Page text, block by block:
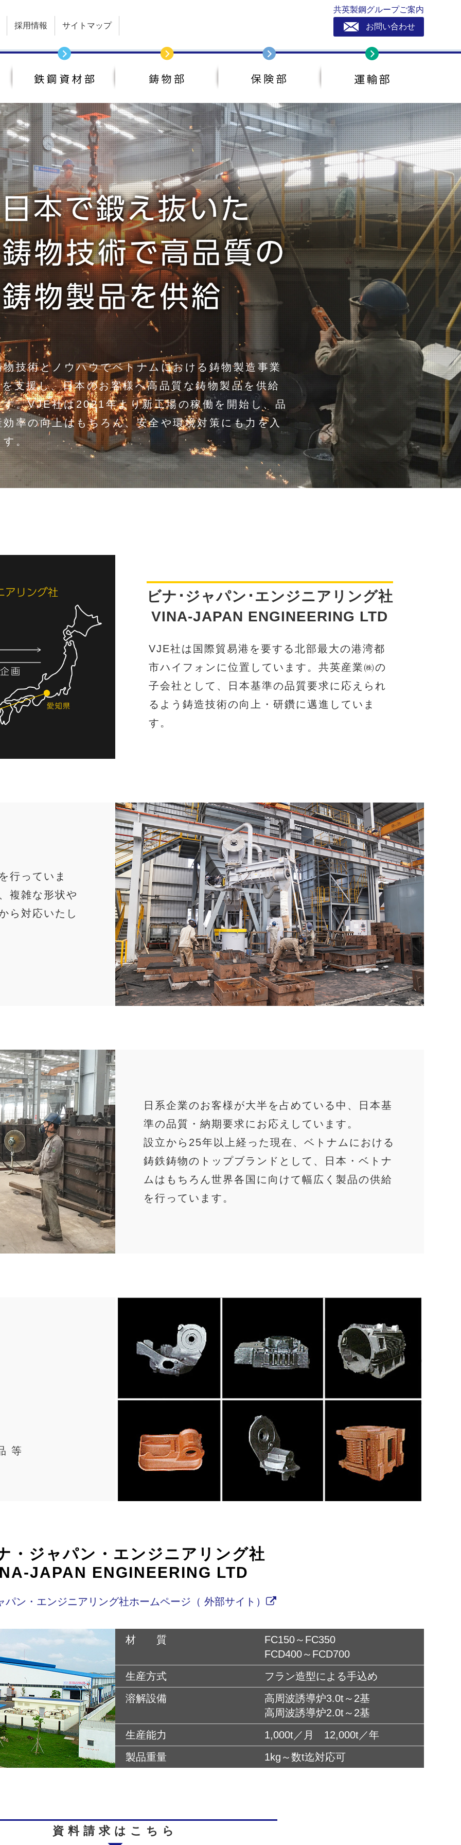
採用情報 サイトマップ
共英製鋼グループご案内
お問い合わせ
物技術とノウハウでベトナムにおける鋳物製造事業
支援し、日本のお客様へ高品質な鋳物製品を供給
す。VJE社は2021年より新工場の稼働を開始し、品
効率の向上はもちろん、安全や環境対策にも力を入
す。
ビナ･ジャパン･エンジニアリング社
VINA-JAPAN ENGINEERING LTD
VJE社は国際貿易港を要する北部最大の港湾都
市ハイフォンに位置しています。共英産業㈱の
子会社として、日本基準の品質要求に応えられ
るよう鋳造技術の向上・研鑽に邁進していま
す。
行っていま
複雑な形状や
ら対応いたし
日系企業のお客様が大半を占めている中、日本基
準の品質・納期要求にお応えしています。
設立から25年以上経った現在、ベトナムにおける
鋳鉄鋳物のトップブランドとして、日本・ベトナ
ムはもちろん世界各国に向けて幅広く製品の供給
を行っています。
等
・ジャパン・エンジニアリング社
JAPAN ENGINEERING LTD
パン・エンジニアリング社ホームページ（ 外部サイト）
材 質
FC150～FC350
FCD400～FCD700
生産方式
フラン造型による手込め
溶解設備
高周波誘導炉3.0t～2基
高周波誘導炉2.0t～2基
生産能力
1,000t／月 12,000t／年
製品重量
1kg～数t迄対応可
資料請求はこちら